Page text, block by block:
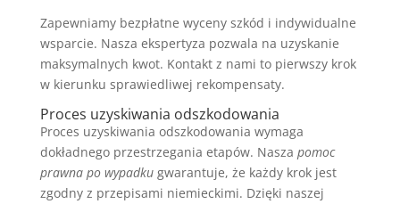
Zapewniamy bezpłatne wyceny szkód i indywidualne
wsparcie. Nasza ekspertyza pozwala na uzyskanie
maksymalnych kwot. Kontakt z nami to pierwszy krok
w kierunku sprawiedliwej rekompensaty.
Proces uzyskiwania odszkodowania
Proces uzyskiwania odszkodowania wymaga
dokładnego przestrzegania etapów. Nasza pomoc
prawna po wypadkugwarantuje, że każdy krok jest
zgodny z przepisami niemieckimi. Dzięki naszej